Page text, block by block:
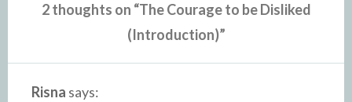
2 thoughts on “The Courage to be Disliked
(Introduction)”
Risna says: